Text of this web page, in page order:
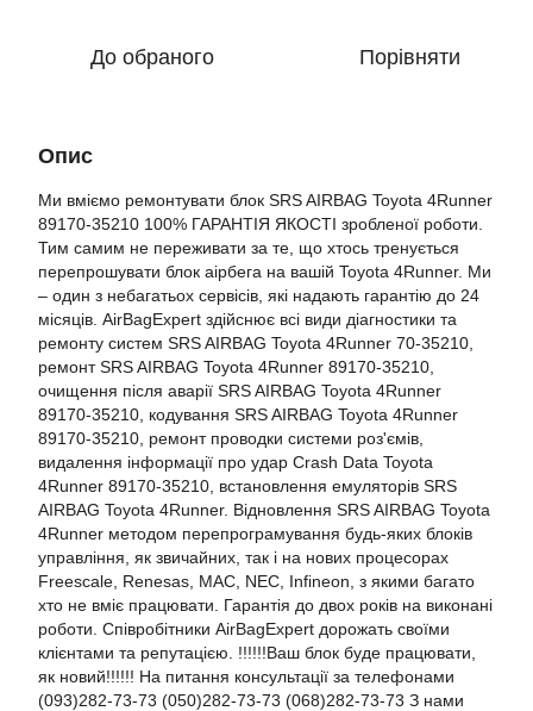
До обраного Порівняти
Опис
Ми вміємо ремонтувати блок SRS AIRBAG Toyota 4Runner
89170-35210 100% ГАРАНТІЯ ЯКОСТІ зробленої роботи.
Тим самим не переживати за те, що хтось тренується
перепрошувати блок аірбега на вашій Toyota 4Runner. Ми
– один з небагатьох сервісів, які надають гарантію до 24
місяців. AirBagExpert здійснює всі види діагностики та
ремонту систем SRS AIRBAG Toyota 4Runner 70-35210,
ремонт SRS AIRBAG Toyota 4Runner 89170-35210,
очищення після аварії SRS AIRBAG Toyota 4Runner
89170-35210, кодування SRS AIRBAG Toyota 4Runner
89170-35210, ремонт проводки системи роз'ємів,
видалення інформації про удар Crash Data Toyota
4Runner 89170-35210, встановлення емуляторів SRS
AIRBAG Toyota 4Runner. Відновлення SRS AIRBAG Toyota
4Runner методом перепрограмування будь-яких блоків
управління, як звичайних, так і на нових процесорах
Freescale, Renesas, MAC, NEC, Infineon, з якими багато
хто не вміє працювати. Гарантія до двох років на виконані
роботи. Співробітники AirBagExpert дорожать своїми
клієнтами та репутацією. !!!!!!Ваш блок буде працювати,
як новий!!!!!! На питання консультації за телефонами
(093)282-73-73 (050)282-73-73 (068)282-73-73 З нами